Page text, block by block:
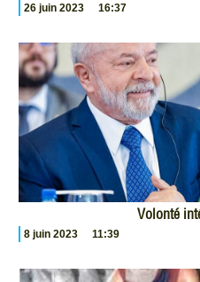
26 juin 2023 16:37
Volonté
8 juin 2023 11:39